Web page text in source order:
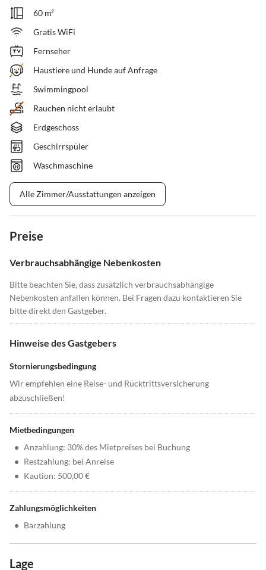
60 m²
Gratis WiFi
Fernseher
Haustiere und Hunde auf Anfrage
Swimmingpool
Rauchen nicht erlaubt
Erdgeschoss
Geschirrspüler
Waschmaschine
Alle Zimmer/Ausstattungen anzeigen
Preise
Verbrauchsabhängige Nebenkosten
Bitte beachten Sie, dass zusätzlich verbrauchsabhängige
Nebenkosten anfallen können. Bei Fragen dazu kontaktieren Sie
bitte direkt den Gastgeber.
Hinweise des Gastgebers
Stornierungsbedingung
Wir empfehlen eine Reise- und Rücktrittsversicherung
abzuschließen!
Mietbedingungen
• Anzahlung: 30% des Mietpreises bei Buchung
• Restzahlung: bei Anreise
• Kaution: 500,00 €
Zahlungsmöglichkeiten
• Barzahlung
Lage